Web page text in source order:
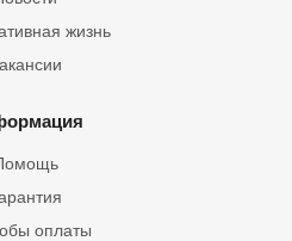
жизнь
оплаты